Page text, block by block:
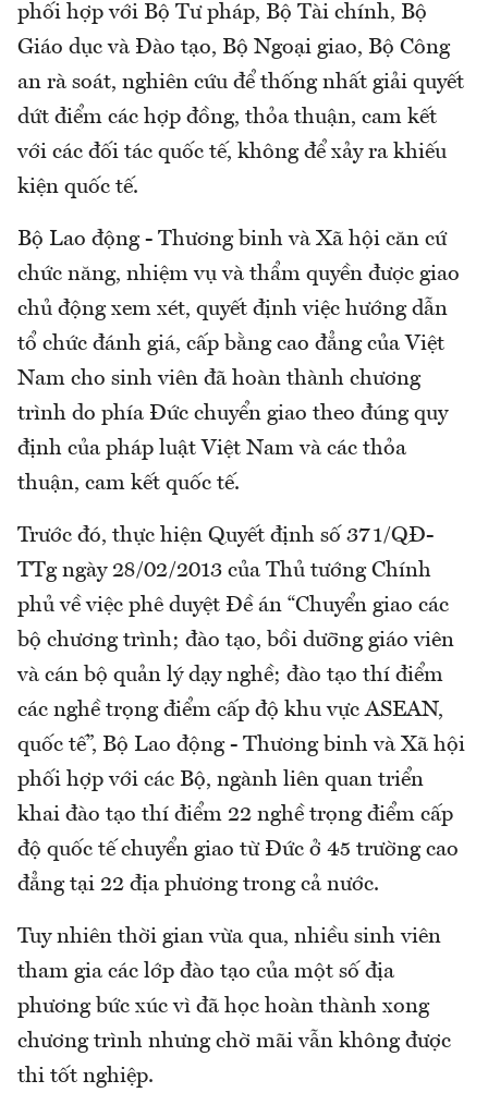
phối hợp với Bộ Tư pháp, Bộ Tài chính, Bộ
Giáo dục và Đào tạo, Bộ Ngoại giao, Bộ Công
an rà soát, nghiên cứu để thống nhất giải quyết
dứt điểm các hợp đồng, thỏa thuận, cam kết
với các đối tác quốc tế, không để xảy ra khiếu
kiện quốc tế.
Bộ Lao động - Thương binh và Xã hội căn cứ
chức năng, nhiệm vụ và thẩm quyền được giao
chủ động xem xét, quyết định việc hướng dẫn
tổ chức đánh giá, cấp bằng cao đẳng của Việt
Nam cho sinh viên đã hoàn thành chương
trình do phía Đức chuyển giao theo đúng quy
định của pháp luật Việt Nam và các thỏa
thuận, cam kết quốc tế.
Trước đó, thực hiện Quyết định số 371/QĐ-
TTg ngày 28/02/2013 của Thủ tướng Chính
phủ về việc phê duyệt Đề án “Chuyển giao các
bộ chương trình; đào tạo, bồi dưỡng giáo viên
và cán bộ quản lý dạy nghề; đào tạo thí điểm
các nghề trọng điểm cấp độ khu vực ASEAN,
quốc tế”, Bộ Lao động - Thương binh và Xã hội
phối hợp với các Bộ, ngành liên quan triển
khai đào tạo thí điểm 22 nghề trọng điểm cấp
độ quốc tế chuyển giao từ Đức ở 45 trường cao
đẳng tại 22 địa phương trong cả nước.
Tuy nhiên thời gian vừa qua, nhiều sinh viên
tham gia các lớp đào tạo của một số địa
phương bức xúc vì đã học hoàn thành xong
chương trình nhưng chờ mãi vẫn không được
thi tốt nghiệp.